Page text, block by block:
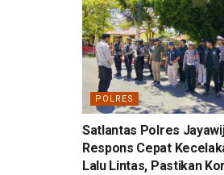
POLRES
Satlantas Polres
Respons Cepat
Lalu Lintas, Pastikan